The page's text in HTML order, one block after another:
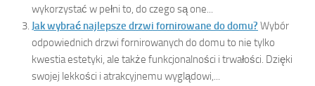
wykorzystać w pełni to, do czego są one...
Jak wybrać najlepsze drzwi fornirowane do domu? Wybór
odpowiednich drzwi fornirowanych do domu to nie tylko
kwestia estetyki, ale także funkcjonalności i trwałości. Dzięki
swojej lekkości i atrakcyjnemu wyglądowi,...